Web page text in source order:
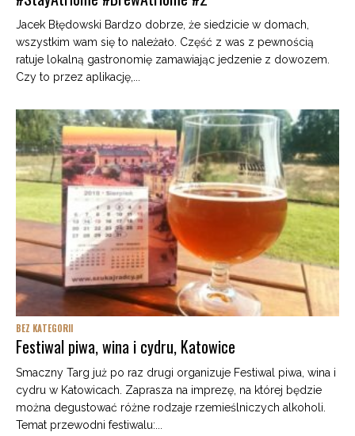
Jacek Błędowski Bardzo dobrze, że siedzicie w domach,
wszystkim wam się to należało. Część z was z pewnością
ratuje lokalną gastronomię zamawiając jedzenie z dowozem.
Czy to przez aplikację,...
BEZ KATEGORII
Festiwal piwa, wina i cydru, Katowice
Smaczny Targ już po raz drugi organizuje Festiwal piwa, wina i
cydru w Katowicach. Zaprasza na imprezę, na której będzie
można degustować różne rodzaje rzemieślniczych alkoholi.
Temat przewodni festiwalu:...